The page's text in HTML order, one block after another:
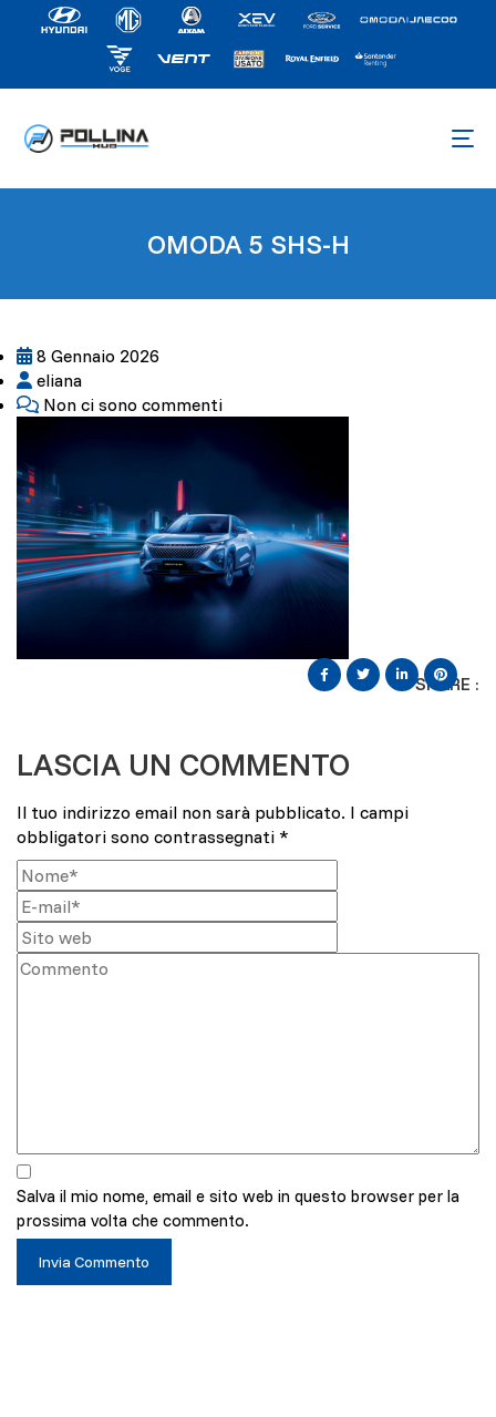
OMODA 5 SHS-H
8 Gennaio 2026
eliana
Non ci sono commenti
SHARE :
LASCIA UN COMMENTO
Il tuo indirizzo email non sarà pubblicato. I campi
obbligatori sono contrassegnati *
Salva il mio nome, email e sito web in questo browser per la
prossima volta che commento.